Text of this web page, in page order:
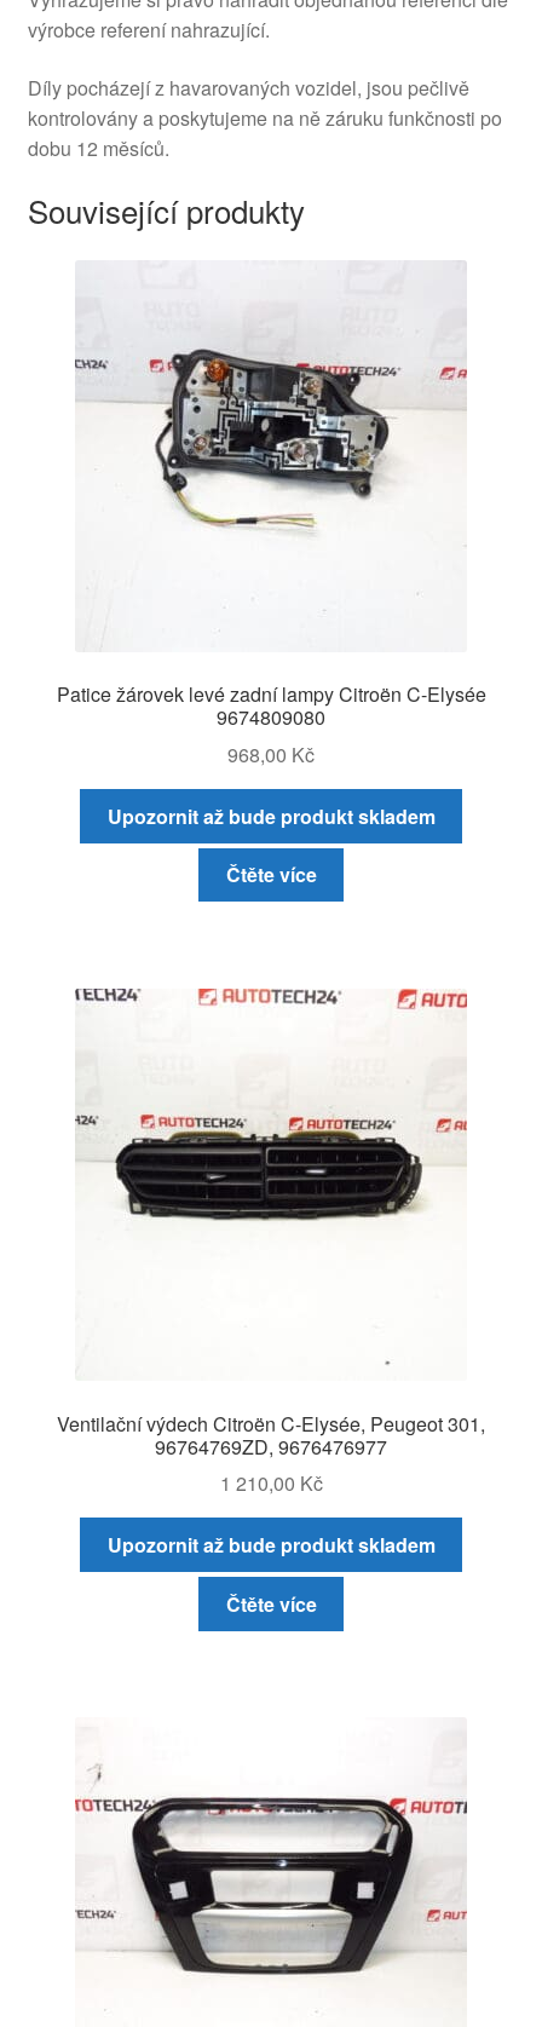
výrobce referení nahrazující.
Díly pocházejí z havarovaných vozidel, jsou pečlivě
kontrolovány a poskytujeme na ně záruku funkčnosti po
dobu 12 měsíců.
Související produkty
Patice žárovek levé zadní lampy Citroën C-Elysée
9674809080
968,00 Kč
Upozornit až bude produkt skladem
Čtěte více
Ventilační výdech Citroën C-Elysée, Peugeot 301,
96764769ZD, 9676476977
1 210,00 Kč
Upozornit až bude produkt skladem
Čtěte více